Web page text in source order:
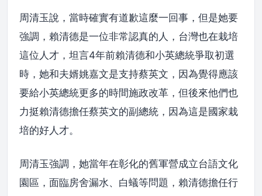
周清玉說，當時確實有道歉這麼一回事，但是她要
強調，賴清德是一位非常認真的人，台灣也在栽培
這位人才，坦言4年前賴清德和小英總統爭取初選
時，她和夫婿姚嘉文是支持蔡英文，因為覺得應該
要給小英總統更多的時間施政改革，但後來他們也
力挺賴清德擔任蔡英文的副總統，因為這是國家栽
培的好人才。
周清玉強調，她當年在彰化的舊軍營成立台語文化
園區，面臨房舍漏水、白蟻等問題，賴清德擔任行